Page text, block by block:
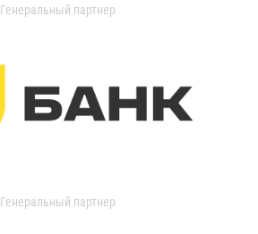
Генеральный партнер
Генеральный партнер